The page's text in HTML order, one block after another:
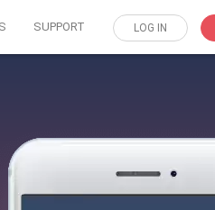
SUPPORT LOG IN